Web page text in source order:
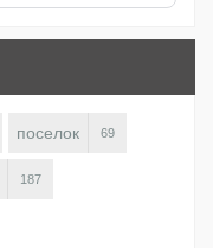
поселок 69
187